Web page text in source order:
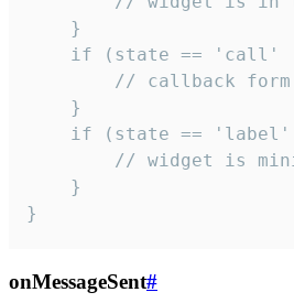
    }
if (state == 'call'
// callback
    }
if (state ==
// widget is
    }
}
onMessageSent#